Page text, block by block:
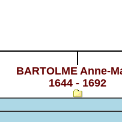
BARTOLME Anne-
1644 - 1692